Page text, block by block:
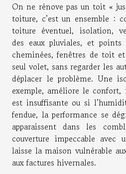
On ne rénove pas un toit «
toiture, c’est un ensemble :
toiture éventuel, isolation,
des eaux pluviales, et points
cheminées, fenêtres de toit
seul volet, sans regarder les
déplacer le problème. Une
exemple, améliore le
est insuffisante ou si
fendue, la performance se
apparaissent dans les
couverture impeccable avec
laisse la maison vulnérable
aux factures hivernales.